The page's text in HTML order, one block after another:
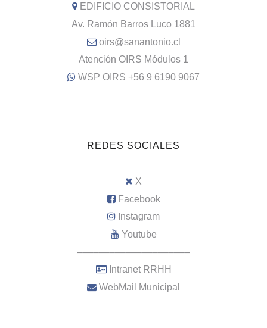
EDIFICIO CONSISTORIAL
Av. Ramón Barros Luco 1881
oirs@sanantonio.cl
Atención OIRS Módulos 1
WSP OIRS +56 9 6190 9067
REDES SOCIALES
X
Facebook
Instagram
Youtube
–––––––––––––––––––––
Intranet RRHH
WebMail Municipal